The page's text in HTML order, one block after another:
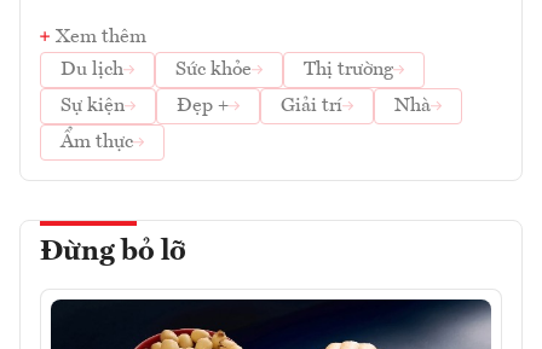
Xem thêm
Du lịch
Sức khỏe
Thị trường
Sự kiện
Đẹp + Giải trí
Nhà
Ẩm thực
Đừng bỏ lỡ